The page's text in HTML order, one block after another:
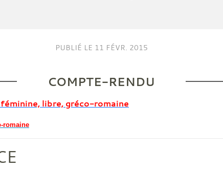
PUBLIÉ LE 11 FÉVR. 2015
COMPTE-RENDU
libre, gréco-romaine
romaine